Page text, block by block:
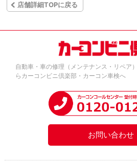
店舗詳細TOPに戻る
自動車・車の修理（メンテナンス・リペア
らカーコンビニ倶楽部・カーコン車検へ
お問い合わせ